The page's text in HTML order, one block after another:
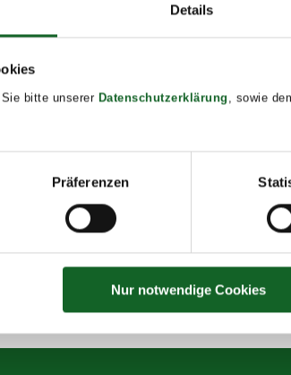
Details
bitte unserer Datenschutzerklärung , sowie
Präferenzen
Nur notwendige Cookies